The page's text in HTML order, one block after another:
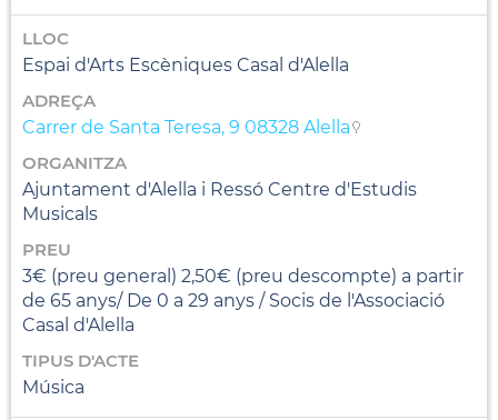
LLOC
Espai d'Arts Escèniques Casal d'Alella
ADREÇA
Carrer de Santa Teresa, 9 08328 Alella
ORGANITZA
Ajuntament d'Alella i Ressó Centre d'Estudis
Musicals
PREU
3€ (preu general) 2,50€ (preu descompte) a partir
de 65 anys/ De 0 a 29 anys / Socis de l'Associació
Casal d'Alella
TIPUS D'ACTE
Música